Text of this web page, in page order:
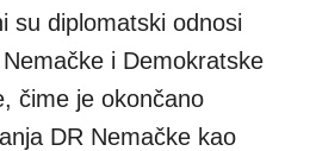
su diplomatski odnosi
i Demokratske
čime je okončano
DR Nemačke kao